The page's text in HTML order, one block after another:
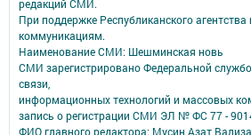
редакций СМИ.
При поддержке Республиканского
коммуникациям.
Наименование СМИ: Шешминская новь
СМИ зарегистрировано Федеральной
связи,
информационных технологий и массовых
запись о регистрации СМИ ЭЛ № ФС 77 -
ФИО главного редактора: Мусин Азат